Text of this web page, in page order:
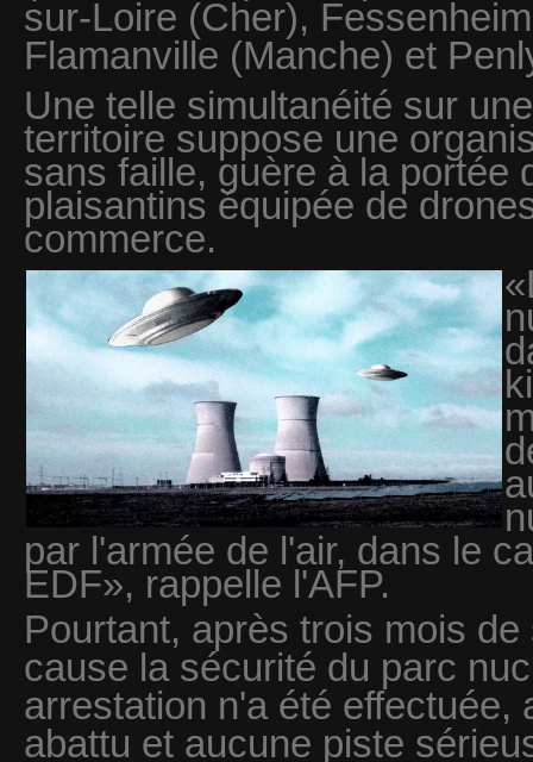
sur-Loire (Cher),
Flamanville (Manche) et
Une telle simultanéité sur
territoire suppose une
sans faille, guère à la portée
plaisantins équipée de
commerce.
par l'armée de l'air, dans le
EDF», rappelle l'AFP.
Pourtant, après trois mois
cause la sécurité du parc
arrestation n'a été effectuée,
abattu et aucune piste